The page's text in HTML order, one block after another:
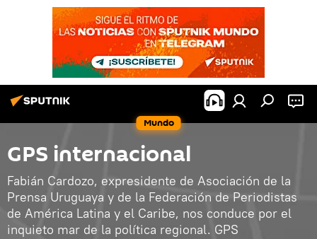
Mundo
GPS internacional
Fabián Cardozo, expresidente de Asociación de la
Prensa Uruguaya y de la Federación de Periodistas
de América Latina y el Caribe, nos conduce por el
inquieto mar de la política regional. GPS